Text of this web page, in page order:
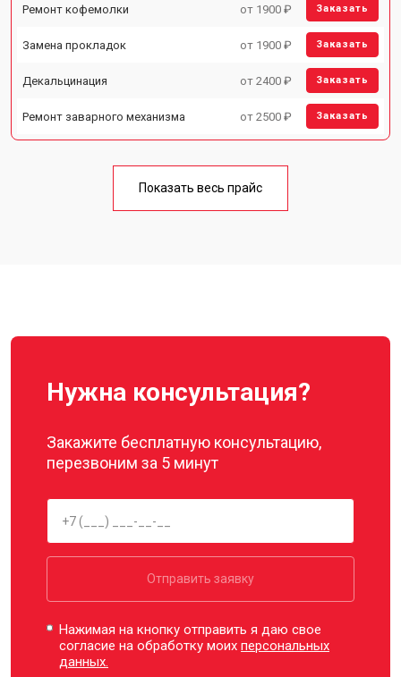
Ремонт кофемолки от 1900 ₽ Заказать
Замена прокладок от 1900 ₽ Заказать
Декальцинация от 2400 ₽ Заказать
Ремонт заварного механизма от 2500 ₽ Заказать
Показать весь прайс
Нужна консультация?
Закажите бесплатную консультацию,
перезвоним за 5 минут
Отправить заявку
Нажимая на кнопку отправить я даю свое
согласие на обработку моихперсональных
данных.